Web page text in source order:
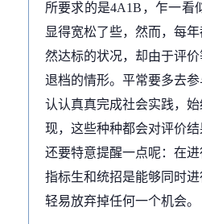
所要求的是4A1B，乍一看
显得宽松了些，然而，每
然达标的状况，却由于评
退档的情形。平常要多去参
认认真真完成社会实践，
现，这些种种都会对评价
还要特意提醒一点呢：在进
指标生和统招是能够同时
轻易放弃掉任何一个机会。